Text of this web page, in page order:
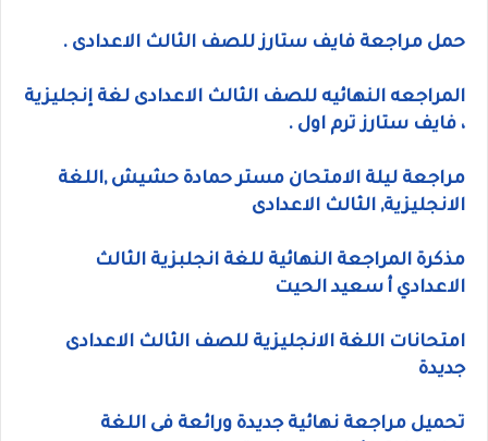
حمل مراجعة فايف ستارز للصف الثالث الاعدادى .
المراجعه النهائيه للصف الثالث الاعدادى لغة إنجليزية
، فايف ستارز ترم اول .
مراجعة ليلة الامتحان مستر حمادة حشيش ,اللغة
الانجليزية, الثالث الاعدادى
مذكرة المراجعة النهائية للغة انجلبزية الثالث
الاعدادي أ سعيد الحيت
امتحانات اللغة الانجليزية للصف الثالث الاعدادى
جديدة
تحميل مراجعة نهائية جديدة ورائعة فى اللغة